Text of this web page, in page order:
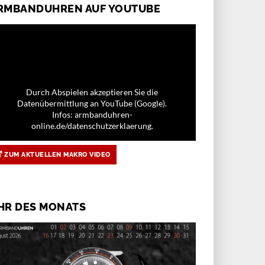
AUF YOUTUBE
Durch Abspielen akzeptieren Sie die
Datenübermittlung an YouTube (Google).
Infos: armbanduhren-
online.de/datenschutzerklaerung.
ZUM AKTUELLEN MAKRO VIDEO
DES MONATS